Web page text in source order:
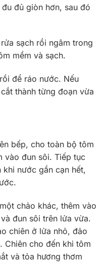
đủ giòn hơn, sau đó
sạch rồi ngâm trong
mềm và sạch.
để ráo nước. Nếu
thành từng đoạn vừa
bếp, cho toàn bộ tôm
vào đun sôi. Tiếp tục
nước gần cạn hết,
chảo khác, thêm vào
đun sôi trên lửa vừa.
chiên ở lửa nhỏ, đảo
Chiên cho đến khi tôm
và tỏa hương thơm